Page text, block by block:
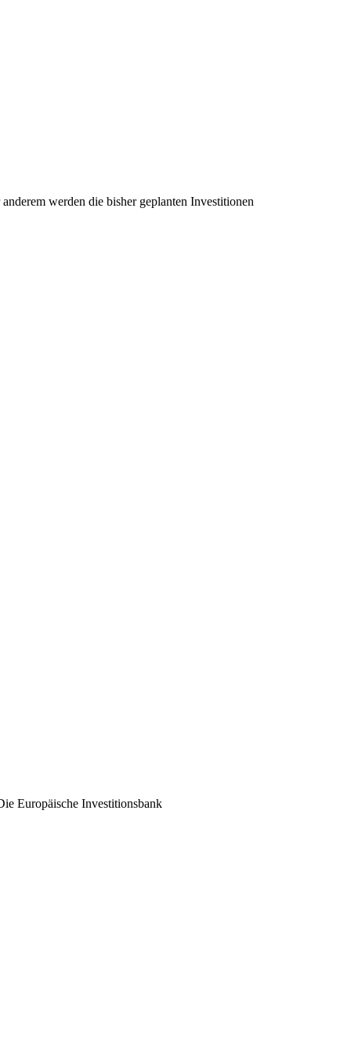
werden die bisher geplanten Investitionen
Europäische Investitionsbank